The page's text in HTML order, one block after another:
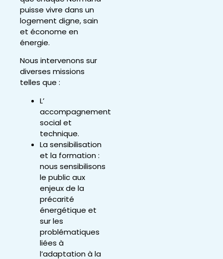
puisse vivre dans un
logement digne, sain
et économe en
énergie.
Nous intervenons sur
diverses missions
telles que :
L’
accompagnement
social et
technique.
La sensibilisation
et la formation :
nous sensibilisons
le public aux
enjeux de la
précarité
énergétique et
sur les
problématiques
liées à
l’adaptation à la